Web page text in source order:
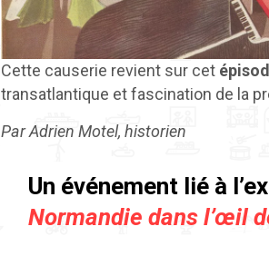
Cette causerie revient sur cet
transatlantique et fascination de la
Par Adrien Motel, historien
Un événement lié à
Normandie dans l’œil